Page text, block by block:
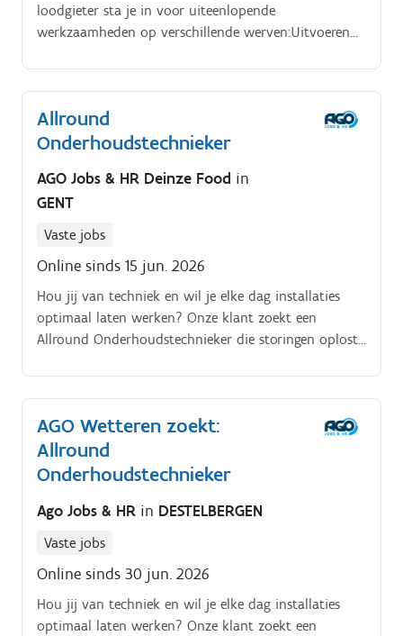
loodgieter sta je in voor uiteenlopende
werkzaamheden op verschillende werven:Uitvoeren
schakelaars, stopcontacten, verlichting, …).
Allround
Onderhoudstechnieker
AGO Jobs & HR Deinze Food in
GENT
Vaste jobs
Online sinds 15 jun. 2026
Hou jij van techniek en wil je elke dag installaties
optimaal laten werken? Onze klant zoekt een
Allround Onderhoudstechnieker die storingen oplost,
AGO Wetteren zoekt:
Allround
Onderhoudstechnieker
Ago Jobs & HR in DESTELBERGEN
Vaste jobs
Online sinds 30 jun. 2026
Hou jij van techniek en wil je elke dag installaties
optimaal laten werken? Onze klant zoekt een